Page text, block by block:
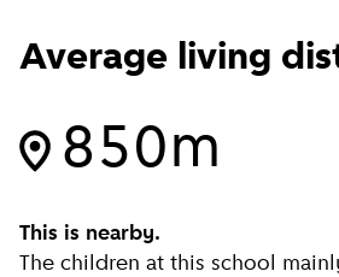
Average living
850m
This is nearby.
The children at this school